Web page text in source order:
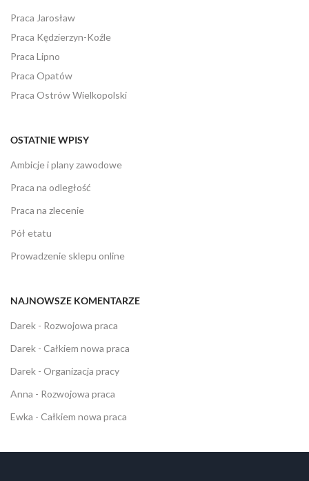
Praca Jarosław
Praca Kędzierzyn-Koźle
Praca Lipno
Praca Opatów
Praca Ostrów Wielkopolski
OSTATNIE WPISY
Ambicje i plany zawodowe
Praca na odległość
Praca na zlecenie
Pół etatu
Prowadzenie sklepu online
NAJNOWSZE KOMENTARZE
Darek - Rozwojowa praca
Darek - Całkiem nowa praca
Darek - Organizacja pracy
Anna - Rozwojowa praca
Ewka - Całkiem nowa praca